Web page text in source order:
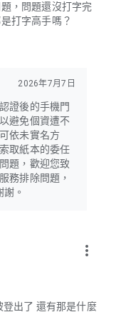
，問題還沒打字完
打字高手嗎？
2026年7月7日
證後的手機門
避免個資遭不
依未實名方
取紙本的委任
題，歡迎您致
務排除問題，
。
more_vert
出了 還有那是什麼